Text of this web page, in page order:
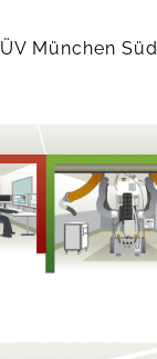
München Süd